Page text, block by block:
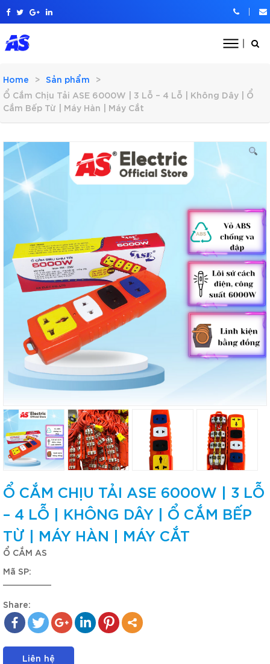
Home
Sản phẩm
Ổ Cắm Chịu Tải ASE 6000W | 3 Lỗ – 4 Lỗ | Không Dây | Ổ
Cắm Bếp Từ | Máy Hàn | Máy Cắt
Ổ CẮM CHỊU TẢI ASE 6000W | 3 LỖ
– 4 LỖ | KHÔNG DÂY | Ổ CẮM BẾP
TỪ | MÁY HÀN | MÁY CẮT
Ổ CẮM AS
Mã SP:
Share:
Liên hệ